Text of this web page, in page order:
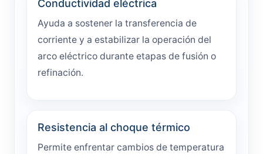
Conductividad eléctrica
Ayuda a sostener la transferencia de
corriente y a estabilizar la operación del
arco eléctrico durante etapas de fusión o
refinación.
Resistencia al choque térmico
Permite enfrentar cambios de temperatura